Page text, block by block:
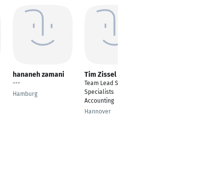
hananeh zamani
---
Hamburg
Tim Zissel
Team Lead System
Specialists
Accounting
Hannover